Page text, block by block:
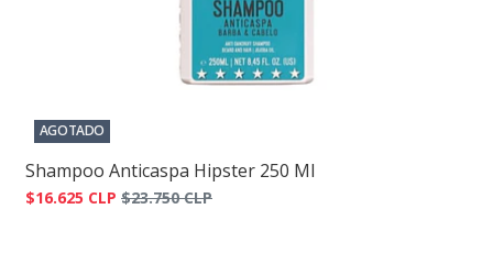
AGOTADO
Shampoo Anticaspa Hipster 250 Ml
$16.625 CLP $23.750 CLP